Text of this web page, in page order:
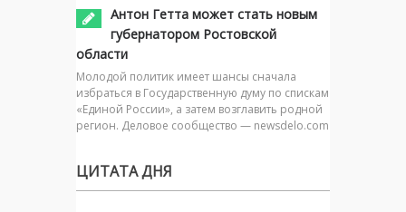
Антон Гетта может стать новым
губернатором Ростовской
области
Молодой политик имеет шансы сначала
избраться в Государственную думу по спискам
«Единой России», а затем возглавить родной
регион. Деловое сообщество — newsdelo.com
ЦИТАТА ДНЯ